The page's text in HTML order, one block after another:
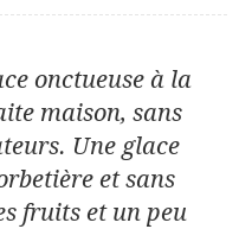
onctueuse à la
maison, sans
Une glace
et sans
fruits et un peu